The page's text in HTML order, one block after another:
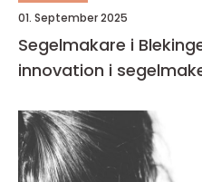
01. September 2025
Segelmakare i
innovation i